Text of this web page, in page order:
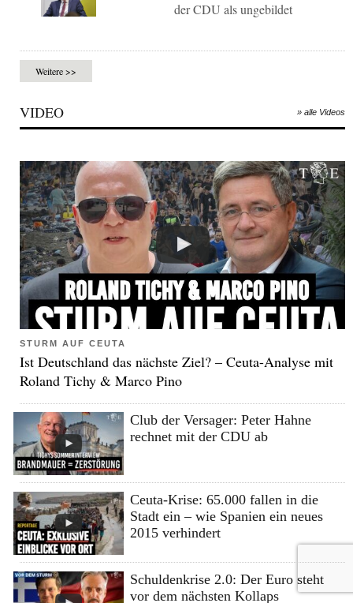
der CDU als ungebildet
Weitere >>
VIDEO » alle Videos
STURM AUF CEUTA
Ist Deutschland das nächste Ziel? – Ceuta-Analyse mit
Roland Tichy & Marco Pino
Club der Versager: Peter Hahne
rechnet mit der CDU ab
Ceuta-Krise: 65.000 fallen in die
Stadt ein – wie Spanien ein neues
2015 verhindert
Schuldenkrise 2.0: Der Euro steht
vor dem nächsten Kollaps